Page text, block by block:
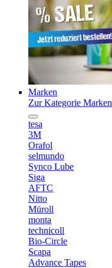
Marken
Zur Kategorie Marken
tesa
3M
Orafol
selmundo
Synco Lube
Siga
AFTC
Nitto
Müroll
monta
technicoll
Bio-Circle
Scapa
Advance Tapes